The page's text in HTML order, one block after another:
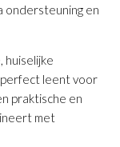
ondersteuning en
huiselijke
leent voor
praktische en
met